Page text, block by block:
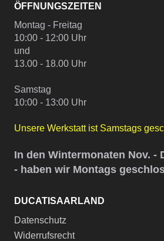
ÖFFNUNGSZEITEN
Montag - Freitag
10:00 - 12:00 Uhr
und
13.00 - 18.00 Uhr
Samstag
10:00 - 13:00 Uhr
Unsere Werkstatt ist Samstags
In den Wintermonaten Nov. -
- haben wir Montags
DUCATISAARLAND
Datenschutz
Widerrufsrecht